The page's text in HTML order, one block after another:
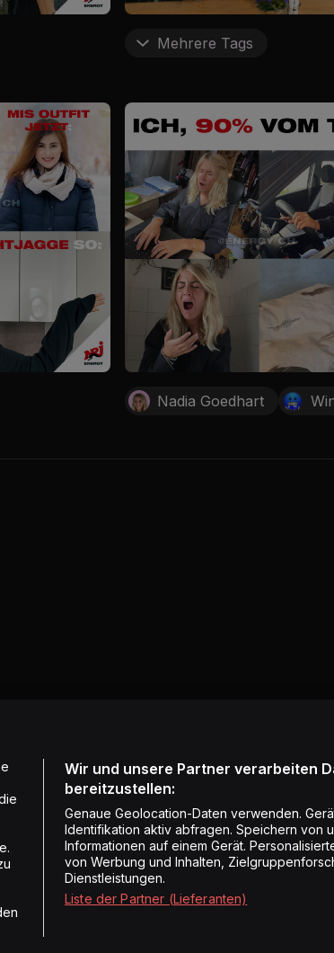
Mehrere Tags
Nadia Goedhart
Wir und unsere Partner verarbeiten
bereitzustellen:
Genaue Geolocation-Daten verwenden.
Identifikation aktiv abfragen. Speichern von
Informationen auf einem Gerät.
von Werbung und Inhalten,
Dienstleistungen.
Liste der Partner (Lieferanten)